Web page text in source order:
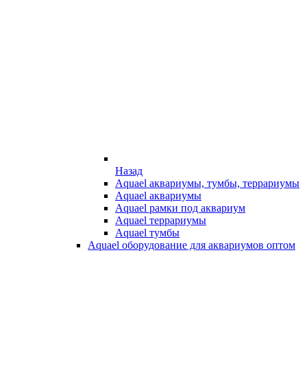
Назад
Aquael аквариумы, тумбы, террариумы
Aquael аквариумы
Aquael рамки под аквариум
Aquael террариумы
Aquael тумбы
Aquael оборудование для аквариумов оптом